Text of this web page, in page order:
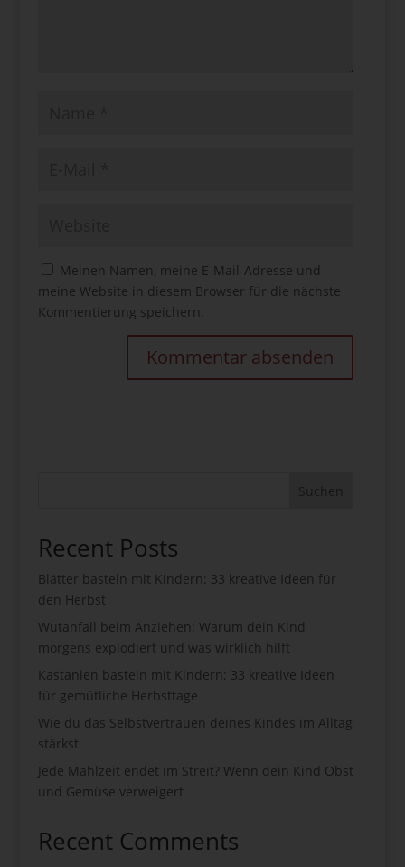
Meinen Namen, meine E-Mail-Adresse und
meine Website in diesem Browser für die nächste
Kommentierung speichern.
Suchen
Recent Posts
Blätter basteln mit Kindern: 33 kreative Ideen für
den Herbst
Wutanfall beim Anziehen: Warum dein Kind
morgens explodiert und was wirklich hilft
Kastanien basteln mit Kindern: 33 kreative Ideen
für gemütliche Herbsttage
Wie du das Selbstvertrauen deines Kindes im Alltag
stärkst
Jede Mahlzeit endet im Streit? Wenn dein Kind Obst
und Gemüse verweigert
Recent Comments